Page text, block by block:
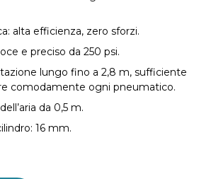
alta efficienza, zero sforzi.
e preciso da 250 psi.
lungo fino a 2,8 m, sufficiente
comodamente ogni pneumatico.
da 0,5 m.
16 mm.